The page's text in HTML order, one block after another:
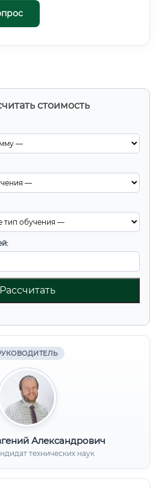
стоимость
Рассчитать
Александрович
технических наук